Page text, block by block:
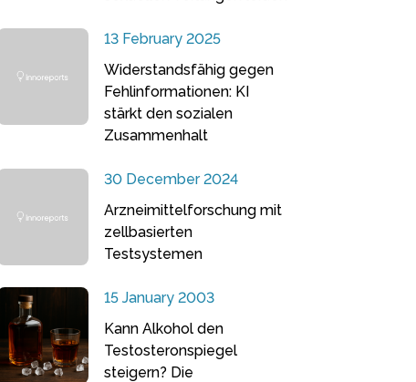
13 February 2025
Widerstandsfähig gegen
Fehlinformationen: KI
stärkt den sozialen
Zusammenhalt
30 December 2024
Arzneimittelforschung mit
zellbasierten
Testsystemen
15 January 2003
Kann Alkohol den
Testosteronspiegel
steigern? Die